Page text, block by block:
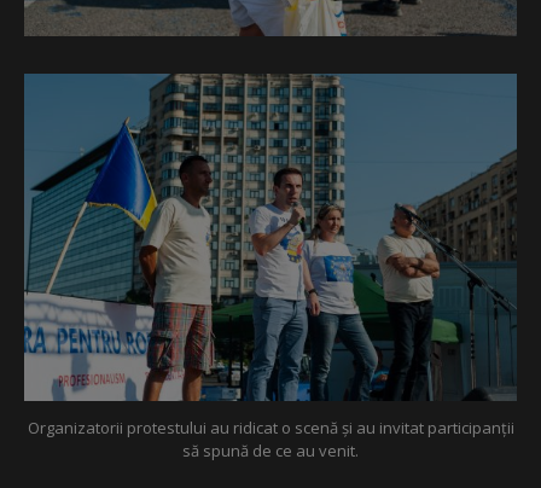
Organizatorii protestului au ridicat o scenă și au invitat participanții
să spună de ce au venit.